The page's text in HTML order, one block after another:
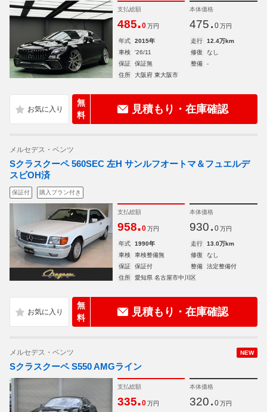
支払総額
485.0 万円
本体価格
475. 0 万円
年式 2015年 走行
12.4万km
車検
'26/11 修復
なし
保証
保証無 整備
-
住所
大阪府 東大阪市
無
料
見積もり・在庫確認
メルセデス・ベンツ
Sクラスクーペ 560SEC 左H サンルフオートマ＆フュエルデ
スビOH済
保証付 購入プラン付き
支払総額
958.0 万円
本体価格
930. 0 万円
年式 1990年 走行
13.0万km
車検
車検整備無 修復
なし
保証
保証付 整備
法定整備付
住所
愛知県 名古屋市中川区
無
料
見積もり・在庫確認
NEW
メルセデス・ベンツ
Sクラスクーペ S550 AMGライン
支払総額
335.0 万円
本体価格
320. 0 万円